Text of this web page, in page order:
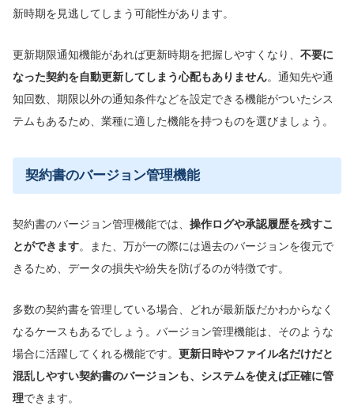
新時期を見逃してしまう可能性があります。
更新期限通知機能があれば更新時期を把握しやすくなり、 不要に
なった契約を自動更新してしまう心配もありません。通知先や通
知回数、期限以外の通知条件などを設定できる機能がついたシス
テムもあるため、業種に適した機能を持つものを選びましょう。
契約書のバージョン管理機能
契約書のバージョン管理機能では、 操作ログや承認履歴を残すこ
とができます。また、万が一の際には過去のバージョンを復元で
きるため、データの損失や紛失を防げるのが特徴です。
多数の契約書を管理している場合、どれが最新版だかわからなく
なるケースもあるでしょう。バージョン管理機能は、そのような
場合に活躍してくれる機能です。 更新日時やファイル名だけだと
混乱しやすい契約書のバージョンも、システムを使えば正確に管
理できます。